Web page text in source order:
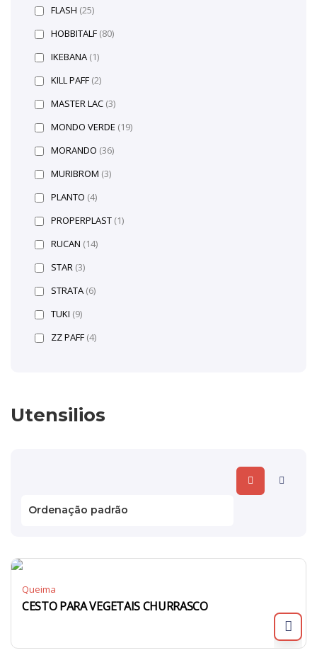
Utensilios
Queima
CESTO PARA VEGETAIS CHURRASCO
FLASH (25)
HOBBITALF (80)
IKEBANA (1)
KILL PAFF (2)
MASTER LAC (3)
MONDO VERDE (19)
MORANDO (36)
MURIBROM (3)
PLANTO (4)
PROPERPLAST (1)
RUCAN (14)
STAR (3)
STRATA (6)
TUKI (9)
ZZ PAFF (4)